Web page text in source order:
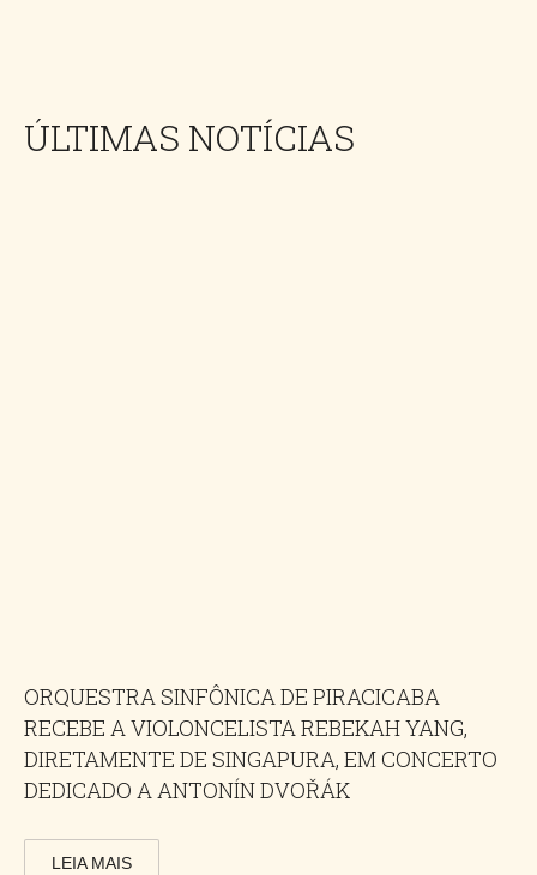
ÚLTIMAS NOTÍCIAS
ORQUESTRA SINFÔNICA DE PIRACICABA
RECEBE A VIOLONCELISTA REBEKAH YANG,
DIRETAMENTE DE SINGAPURA, EM CONCERTO
DEDICADO A ANTONÍN DVOŘÁK
LEIA MAIS